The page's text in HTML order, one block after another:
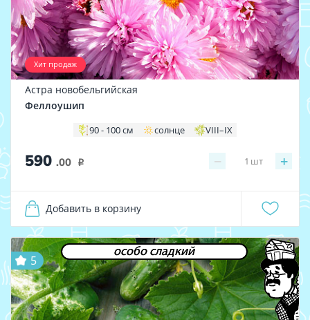
Хит продаж
Астра новобельгийская
Феллоушип
90 - 100 см солнце VIII–IX
590 .00 i − +
1 шт
Добавить в корзину
особо сладкий
5